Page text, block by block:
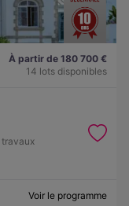
À partir de 180 700 €
14 lots disponibles
travaux
Voir le programme